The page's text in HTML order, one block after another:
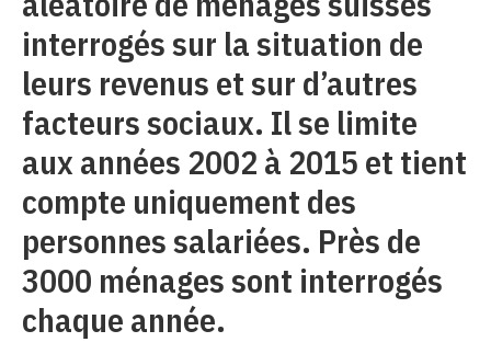
interrogés sur la situation de
leurs revenus et sur d’autres
facteurs sociaux. Il se limite
aux années 2002 à 2015 et tient
compte uniquement des
personnes salariées. Près de
3000 ménages sont interrogés
chaque année.